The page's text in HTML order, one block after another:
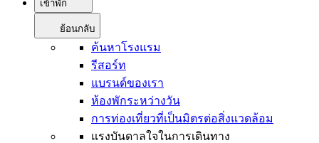
เข้าพัก
ย้อนกลับ
ค้นหาโรงแรม
รีสอร์ท
แบรนด์ของเรา
ห้องพักระหว่างวัน
การท่องเที่ยวที่เป็นมิตรต่อสิ่งแวดล้อม
แรงบันดาลใจในการเดินทาง